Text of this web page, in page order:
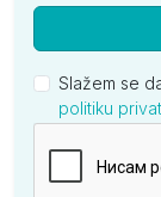
Slažem se
politiku